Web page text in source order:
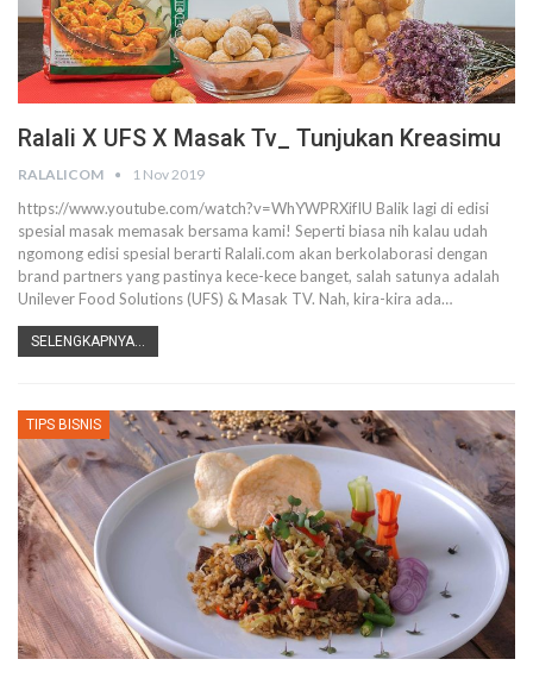
Ralali X UFS X Masak Tv_ Tunjukan Kreasimu
RALALICOM 1 Nov 2019
https://www.youtube.com/watch?v=WhYWPRXifIU Balik lagi di edisi
spesial masak memasak bersama kami! Seperti biasa nih kalau udah
ngomong edisi spesial berarti Ralali.com akan berkolaborasi dengan
brand partners yang pastinya kece-kece banget, salah satunya adalah
Unilever Food Solutions (UFS) & Masak TV. Nah, kira-kira ada…
SELENGKAPNYA...
TIPS BISNIS